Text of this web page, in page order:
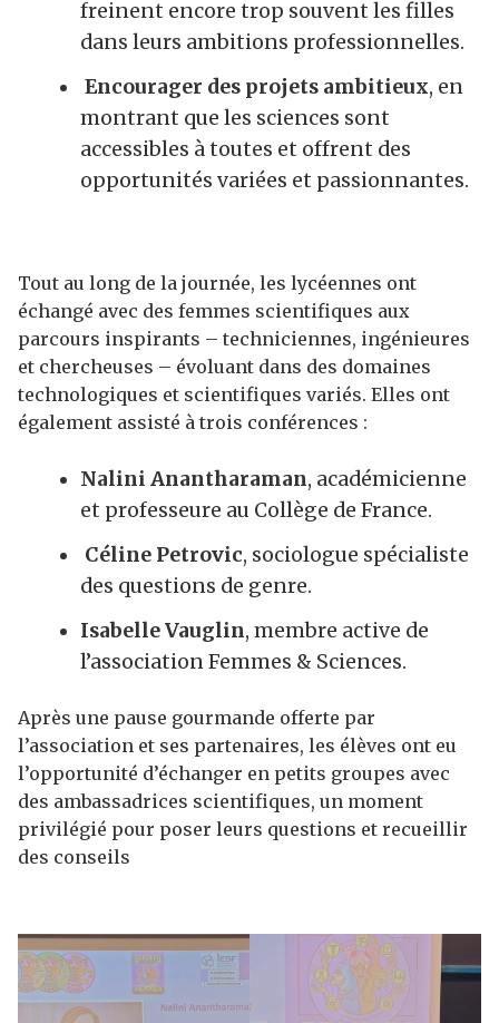
freinent encore trop souvent les filles
dans leurs ambitions professionnelles.
Encourager des projets ambitieux, en
montrant que les sciences sont
accessibles à toutes et offrent des
opportunités variées et passionnantes.
Tout au long de la journée, les lycéennes ont
échangé avec des femmes scientifiques aux
parcours inspirants – techniciennes, ingénieures
et chercheuses – évoluant dans des domaines
technologiques et scientifiques variés. Elles ont
également assisté à trois conférences :
Nalini Anantharaman, académicienne
et professeure au Collège de France.
Céline Petrovic, sociologue spécialiste
des questions de genre.
Isabelle Vauglin, membre active de
l’association Femmes & Sciences.
Après une pause gourmande offerte par
l’association et ses partenaires, les élèves ont eu
l’opportunité d’échanger en petits groupes avec
des ambassadrices scientifiques, un moment
privilégié pour poser leurs questions et recueillir
des conseils